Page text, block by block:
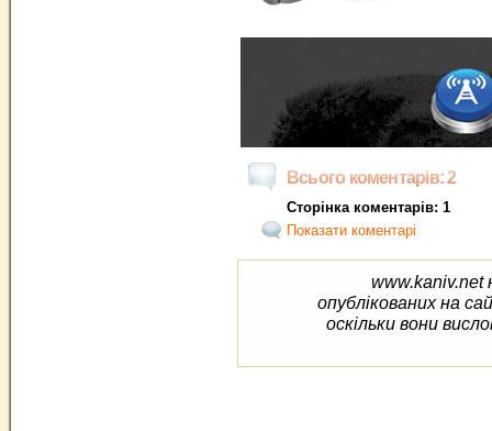
Всього коментарів: 2
Сторінка коментарів: 1
Показати коментарі
www.kaniv.net
опублікованих на
оскільки вони